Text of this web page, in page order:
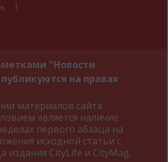
"Новости
на правах
материалов сайта
является наличие
первого абзаца на
исходной статьи с
издания CityLife и CityMag.